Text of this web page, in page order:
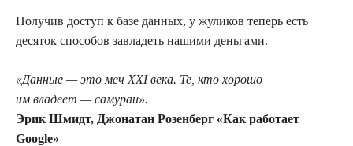
Получив доступ к базе данных, у жуликов теперь есть
десяток способов завладеть нашими деньгами.
«Данные — это меч XXI века. Те, кто хорошо
им владеет — самураи».
Эрик Шмидт, Джонатан Розенберг «Как работает
Google»